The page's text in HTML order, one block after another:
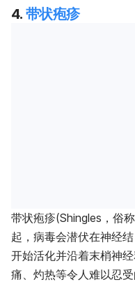
4. 带状疱疹
带状疱疹(Shingles，俗
起，病毒会潜伏在神经
开始活化并沿着末梢神
痛、灼热等令人难以忍